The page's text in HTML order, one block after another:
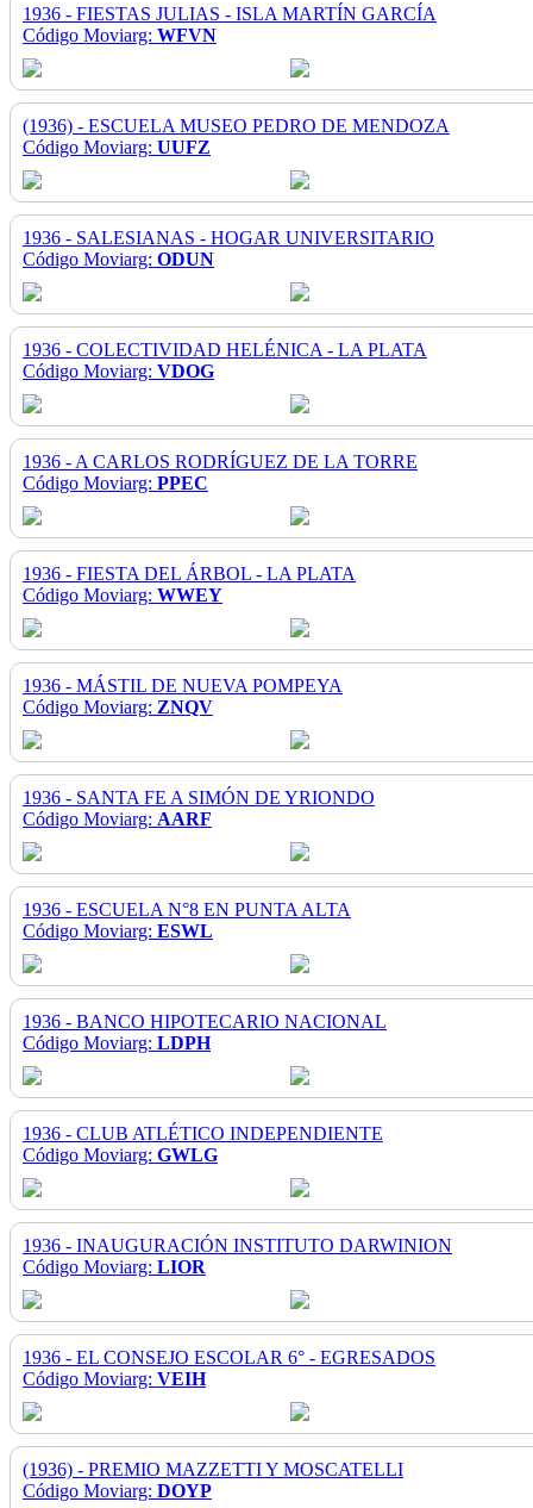
1936 - FIESTAS JULIAS - ISLA MARTÍN GARCÍA
Código Moviarg: WFVN
(1936) - ESCUELA MUSEO PEDRO DE MENDOZA
Código Moviarg: UUFZ
1936 - SALESIANAS - HOGAR UNIVERSITARIO
Código Moviarg: ODUN
1936 - COLECTIVIDAD HELÉNICA - LA PLATA
Código Moviarg: VDOG
1936 - A CARLOS RODRÍGUEZ DE LA TORRE
Código Moviarg: PPEC
1936 - FIESTA DEL ÁRBOL - LA PLATA
Código Moviarg: WWEY
1936 - MÁSTIL DE NUEVA POMPEYA
Código Moviarg: ZNQV
1936 - SANTA FE A SIMÓN DE YRIONDO
Código Moviarg: AARF
1936 - ESCUELA N°8 EN PUNTA ALTA
Código Moviarg: ESWL
1936 - BANCO HIPOTECARIO NACIONAL
Código Moviarg: LDPH
1936 - CLUB ATLÉTICO INDEPENDIENTE
Código Moviarg: GWLG
1936 - INAUGURACIÓN INSTITUTO DARWINION
Código Moviarg: LIOR
1936 - EL CONSEJO ESCOLAR 6° - EGRESADOS
Código Moviarg: VEIH
(1936) - PREMIO MAZZETTI Y MOSCATELLI
Código Moviarg: DOYP